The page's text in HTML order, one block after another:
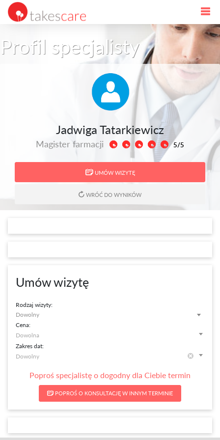
Profil specjalisty
Jadwiga Tatarkiewicz
Magister farmacji 5/5
UMÓW WIZYTĘ
WRÓĆ DO WYNIKÓW
Umów wizytę
Rodzaj wizyty:
Dowolny
Cena:
Zakres dat:
Poproś specjalistę o dogodny dla Ciebie termin
POPROŚ O KONSULTACJĘ W INNYM TERMINIE